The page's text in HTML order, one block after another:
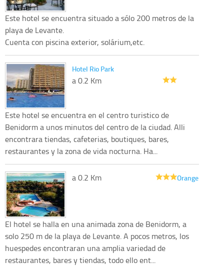
Este hotel se encuentra situado a sólo 200 metros de la
playa de Levante.
Cuenta con piscina exterior, solárium,etc.
Hotel Rio Park
a 0.2 Km
Este hotel se encuentra en el centro turistico de
Benidorm a unos minutos del centro de la ciudad. Alli
encontrara tiendas, cafeterias, boutiques, bares,
restaurantes y la zona de vida nocturna. Ha...
Orange
a 0.2 Km
El hotel se halla en una animada zona de Benidorm, a
solo 250 m de la playa de Levante. A pocos metros, los
huespedes encontraran una amplia variedad de
restaurantes, bares y tiendas, todo ello ent...